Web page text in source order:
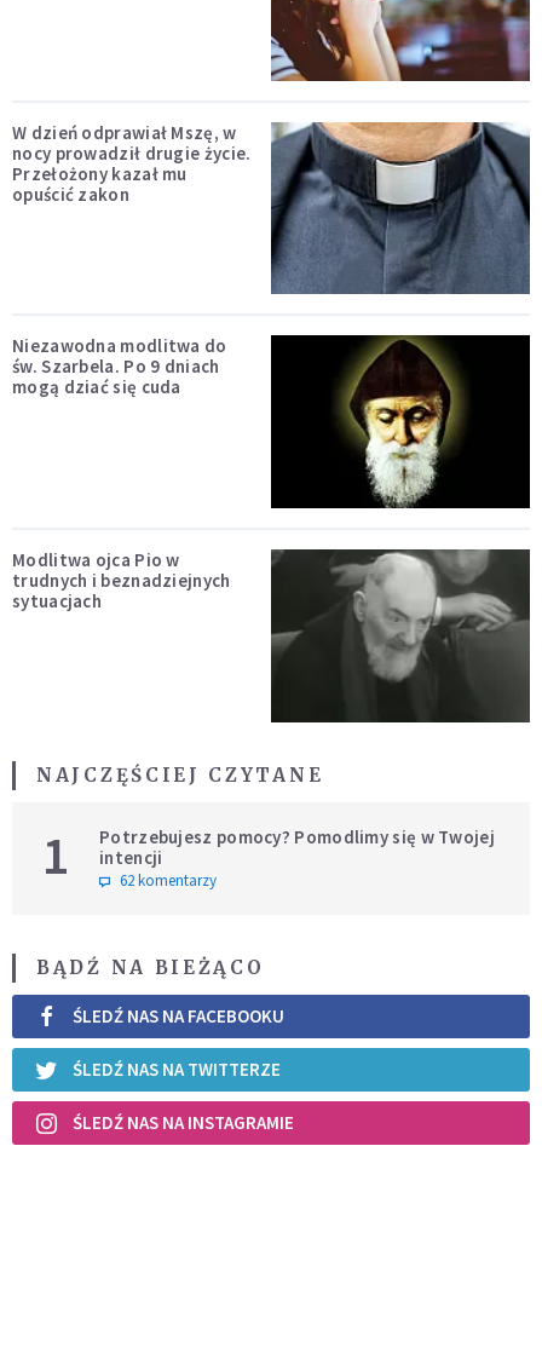
W dzień odprawiał Mszę, w
nocy prowadził drugie życie.
Przełożony kazał mu
opuścić zakon
Niezawodna modlitwa do
św. Szarbela. Po 9 dniach
mogą dziać się cuda
Modlitwa ojca Pio w
trudnych i beznadziejnych
sytuacjach
NAJCZĘŚCIEJ CZYTANE
1
Potrzebujesz pomocy? Pomodlimy się w Twojej
intencji
62 komentarzy
BĄDŹ NA BIEŻĄCO
ŚLEDŹ NAS NA FACEBOOKU
ŚLEDŹ NAS NA TWITTERZE
ŚLEDŹ NAS NA INSTAGRAMIE